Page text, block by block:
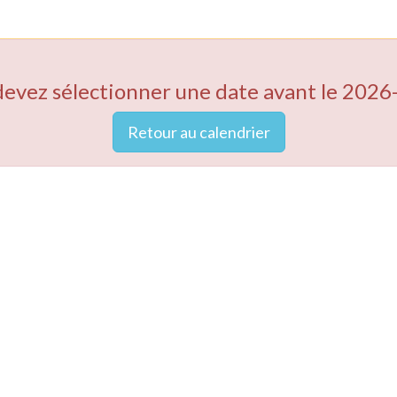
sélectionner une date avant le
Retour au calendrier